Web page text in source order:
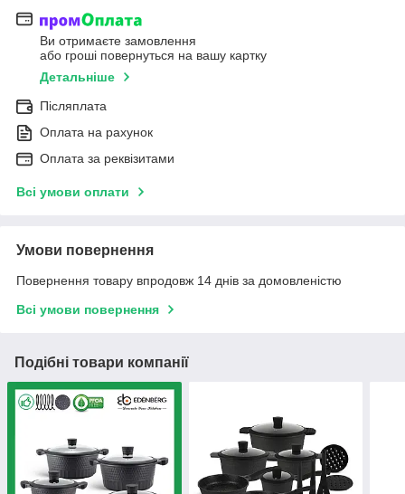
Ви отримаєте замовлення
або гроші повернуться на вашу картку
Детальніше
Післяплата
Оплата на рахунок
Оплата за реквізитами
Всі умови оплати
Умови повернення
Повернення товару впродовж 14 днів за домовленістю
Всі умови повернення
Подібні товари компанії